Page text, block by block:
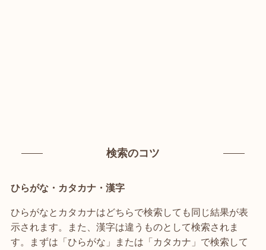
検索のコツ
ひらがな・カタカナ・漢字
ひらがなとカタカナはどちらで検索しても同じ結果が表
示されます。また、漢字は違うものとして検索されま
す。まずは「ひらがな」または「カタカナ」で検索して